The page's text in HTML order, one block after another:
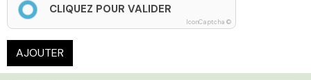
CLIQUEZ POUR VALIDER
IconCaptcha ©
AJOUTER